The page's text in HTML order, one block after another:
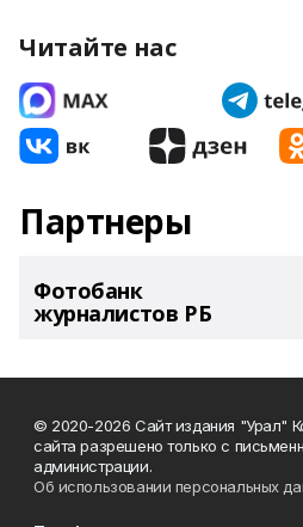
Читайте нас
Партнеры
Фотобанк
журналистов РБ
© 2020-2026 Сайт издания "Урал"
сайта разрешено только с
администрации.
Об использовании персональных